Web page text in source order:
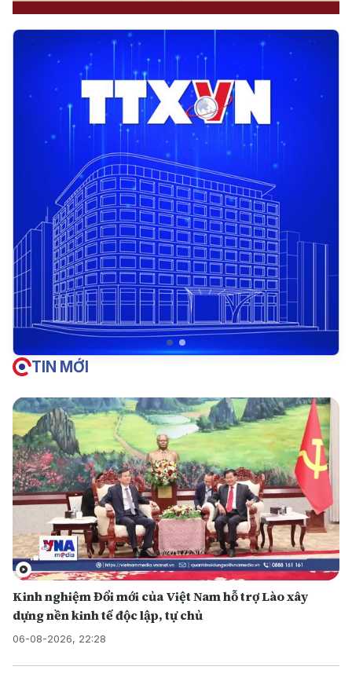
TIN MỚI
Kinh nghiệm Đổi mới của Việt Nam hỗ trợ Lào xây
dựng nền kinh tế độc lập, tự chủ
06-08-2026, 22:28